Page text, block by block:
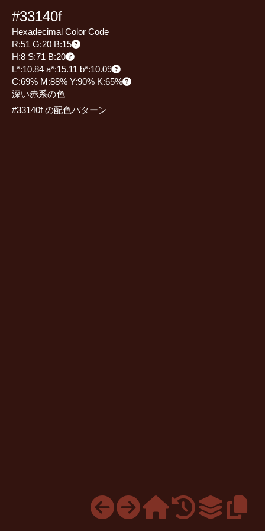
#33140f
Hexadecimal Color Code
R:51 G:20 B:15
H:8 S:71 B:20
L*:10.84 a*:15.11 b*:10.09
C:69% M:88% Y:90% K:65%
深い赤系の色
#33140f の配色パターン